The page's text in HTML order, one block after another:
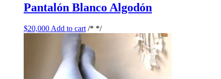
Pantalón Blanco Algodón
$20,000 Add to cart /* */